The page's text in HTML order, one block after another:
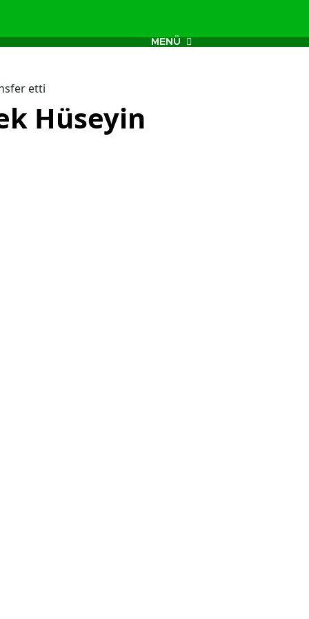
MENÜ
etti
Hüseyin